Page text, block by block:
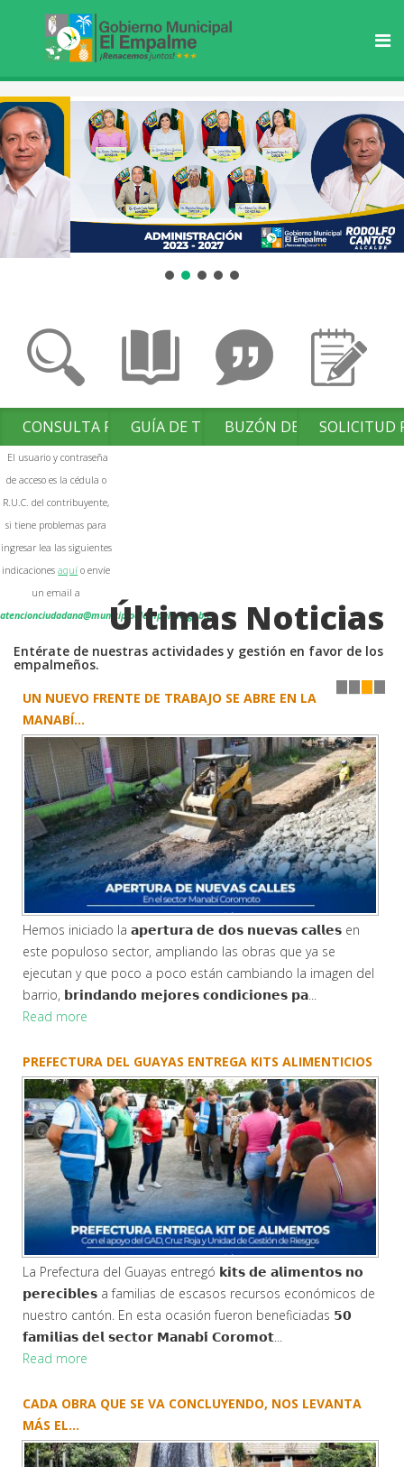
CONSULTA FACTURAS
El usuario y contraseña
de acceso es la cédula o
R.U.C. del contribuyente,
si tiene problemas para
ingresar lea las siguientes
indicacionesaquí o envíe
un email a
atencionciudadana@municipioelempalme.gob.ec
GUÍA DE TRÁMITESBUZÓN DE SUGERENCIAS
SOLICITUD
Últimas Noticias
Entérate de nuestras actividades y gestión en favor de los
empalmeños.
1 2 3
UN NUEVO FRENTE DE TRABAJO SE ABRE EN LA
MANABÍ...
Hemos iniciado la 𝗮𝗽𝗲𝗿𝘁𝘂𝗿𝗮 𝗱𝗲 𝗱𝗼𝘀 𝗻𝘂𝗲𝘃𝗮𝘀 𝗰𝗮𝗹𝗹𝗲𝘀 en
este populoso sector, ampliando las obras que ya se
ejecutan y que poco a poco están cambiando la imagen del
barrio, 𝗯𝗿𝗶𝗻𝗱𝗮𝗻𝗱𝗼 𝗺𝗲𝗷𝗼𝗿𝗲𝘀 𝗰𝗼𝗻𝗱𝗶𝗰𝗶𝗼𝗻𝗲𝘀 𝗽𝗮...
Read more
PREFECTURA DEL GUAYAS ENTREGA KITS ALIMENTICIOS
La Prefectura del Guayas entregó 𝗸𝗶𝘁𝘀 𝗱𝗲 𝗮𝗹𝗶𝗺𝗲𝗻𝘁𝗼𝘀 𝗻𝗼
𝗽𝗲𝗿𝗲𝗰𝗶𝗯𝗹𝗲𝘀 a familias de escasos recursos económicos de
nuestro cantón. En esta ocasión fueron beneficiadas 𝟱𝟬
𝗳𝗮𝗺𝗶𝗹𝗶𝗮𝘀 𝗱𝗲𝗹 𝘀𝗲𝗰𝘁𝗼𝗿 𝗠𝗮𝗻𝗮𝗯𝗶́ 𝗖𝗼𝗿𝗼𝗺𝗼𝘁...
Read more
CADA OBRA QUE SE VA CONCLUYENDO, NOS LEVANTA
MÁS EL...